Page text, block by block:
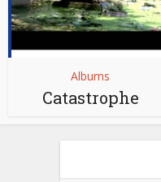
Albums
Catastrophe